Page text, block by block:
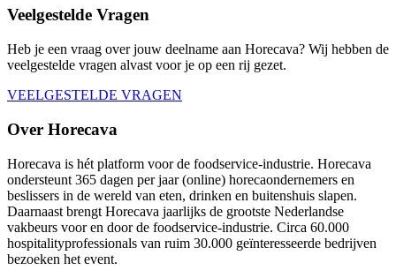
Veelgestelde Vragen
Heb je een vraag over jouw deelname aan Horecava? Wij hebben de
veelgestelde vragen alvast voor je op een rij gezet.
VEELGESTELDE VRAGEN
Over Horecava
Horecava is hét platform voor de foodservice-industrie. Horecava
ondersteunt 365 dagen per jaar (online) horecaondernemers en
beslissers in de wereld van eten, drinken en buitenshuis slapen.
Daarnaast brengt Horecava jaarlijks de grootste Nederlandse
vakbeurs voor en door de foodservice-industrie. Circa 60.000
hospitalityprofessionals van ruim 30.000 geïnteresseerde bedrijven
bezoeken het event.